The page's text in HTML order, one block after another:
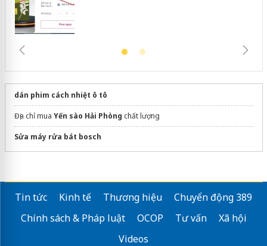
dán phim cách nhiệt ô tô
Địa chỉ mua Yến sào Hải Phòng chất lượng
Sửa máy rửa bát bosch
Tin tức Kinh tế Thương hiệu
Chuyển động 389
Chính sách & Pháp luật
OCOP Tư vấn
Xã hội
Videos